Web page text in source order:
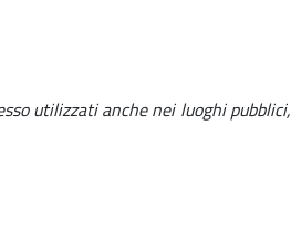
utilizzati anche nei luoghi pubblici,